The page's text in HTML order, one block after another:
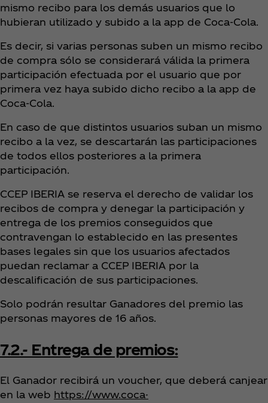
mismo recibo para los demás usuarios que lo
hubieran utilizado y subido a la app de Coca‑Cola.
Es decir, si varias personas suben un mismo recibo
de compra sólo se considerará válida la primera
participación efectuada por el usuario que por
primera vez haya subido dicho recibo a la app de
Coca‑Cola.
En caso de que distintos usuarios suban un mismo
recibo a la vez, se descartarán las participaciones
de todos ellos posteriores a la primera
participación.
CCEP IBERIA se reserva el derecho de validar los
recibos de compra y denegar la participación y
entrega de los premios conseguidos que
contravengan lo establecido en las presentes
bases legales sin que los usuarios afectados
puedan reclamar a CCEP IBERIA por la
descalificación de sus participaciones.
Solo podrán resultar Ganadores del premio las
personas mayores de 16 años.
7.2.- Entrega de premios:
El Ganador recibirá un voucher, que deberá canjear
en la web https://www.coca-